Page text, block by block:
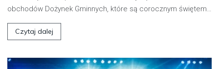
obchodów Dożynek Gminnych, które są corocznym świętem…
Czytaj dalej